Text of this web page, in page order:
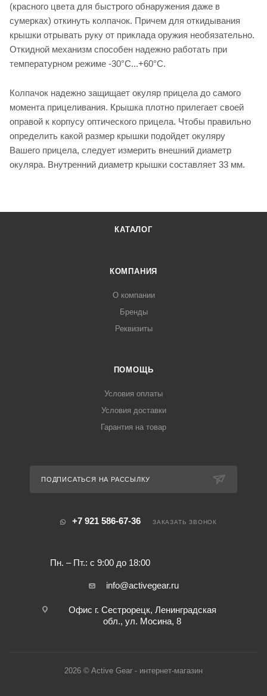
(красного цвета для быстрого обнаружения даже в
сумерках) откинуть колпачок. Причем для откидывания
крышки отрывать руку от приклада оружия необязательно.
Откидной механизм способен надежно работать при
температурном режиме -30°С...+60°С.
Колпачок надежно защищает окуляр прицела до самого
момента прицеливания. Крышка плотно прилегает своей
оправой к корпусу оптического прицела. Чтобы правильно
определить какой размер крышки подойдет окуляру
Вашего прицела, следует измерить внешний диаметр
окуляра. Внутренний диаметр крышки составляет 33 мм.
КАТАЛОГ
КОМПАНИЯ
О компании
Бренды
Реквизиты
ПОМОЩЬ
Условия оплаты
Условия доставки
Гарантия на товар
ПОДПИСАТЬСЯ НА РАССЫЛКУ
+7 921 586-67-36
Пн. – Пт.: с 9:00 до 18:00
ЗАКАЗАТЬ ЗВОНОК
info@activegear.ru
Офис г. Сестрорецк, Ленинградская
обл., ул. Мосина, 8
2026 © Active Gear - интернет-магазин